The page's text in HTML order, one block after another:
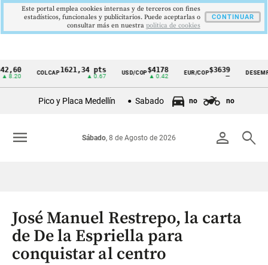
Cintillo
Colombia
COLCAP1621,34 pts
▲ 0.67
USD/COP$4178
▲ 0.42
EUR/COP$3639 DESEMPLEO
Pico y Placa Medellín Sabado no no
person search
Sábado, 8 de Agosto de 2026
menu
José Manuel Restrepo, la carta
de De la Espriella para
conquistar al centro
Este portal emplea cookies internas y de terceros con fines
estadísticos, funcionales y publicitarios. Puede aceptarlas o
consultar más en nuestra politica de cookies
CONTINUAR